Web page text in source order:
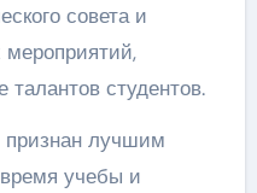
совета и
мероприятий,
талантов студентов.
признан лучшим
учебы и